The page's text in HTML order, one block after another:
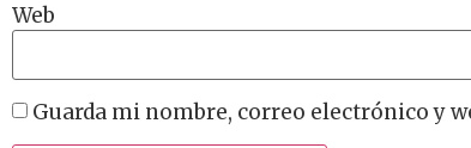
Web
Guarda mi nombre, correo electrónico y